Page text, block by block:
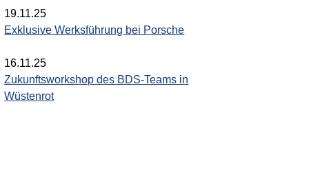
19.11.25
Exklusive Werksführung bei Porsche
16.11.25
Zukunftsworkshop des BDS-Teams in
Wüstenrot